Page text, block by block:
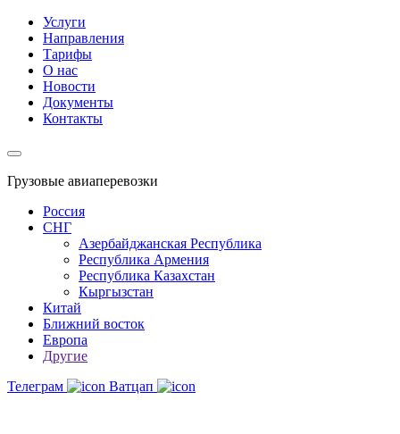
Услуги
Направления
Тарифы
О нас
Новости
Документы
Контакты
Грузовые авиаперевозки
Россия
СНГ
Азербайджанская Республика
Республика Армения
Республика Казахстан
Кыргызстан
Китай
Ближний восток
Европа
Другие
Телеграм
Ватцап